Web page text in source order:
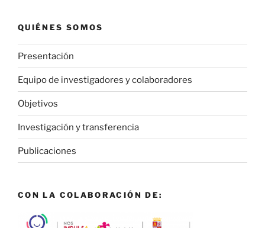
QUIÉNES SOMOS
Presentación
Equipo de investigadores y colaboradores
Objetivos
Investigación y transferencia
Publicaciones
CON LA COLABORACIÓN DE: